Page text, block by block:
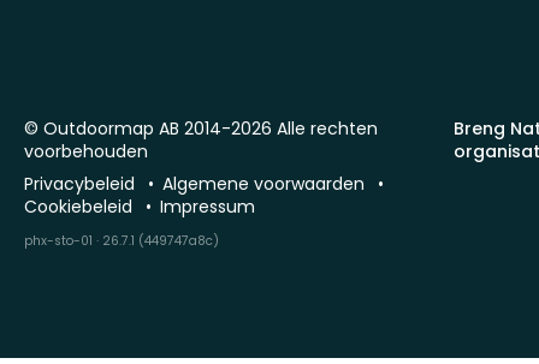
Breng
© Outdoormap AB 2014-2026 Alle rechten
voorbehouden
Privacybeleid
Algemene voorwaarden
Cookiebeleid
Impressum
phx-sto-01 · 26.7.1 (449747a8c)